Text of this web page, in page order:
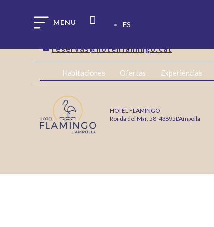
ES
Habitaciones Ofertas Experiencias
+34 977 59 38 16
reservas@hotelflamingo.cat
HOTEL FLAMINGO
Ronda del Mar, 58 43895L'Ampolla